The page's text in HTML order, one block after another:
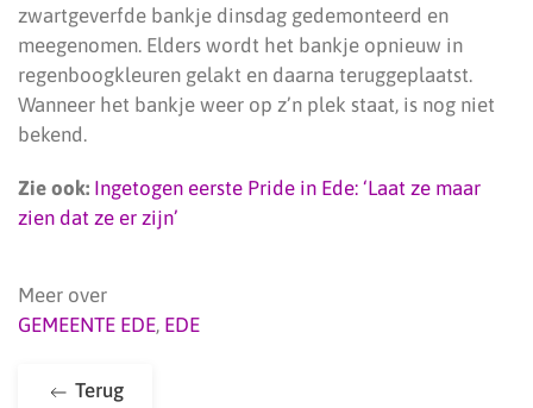
zwartgeverfde bankje dinsdag gedemonteerd en
meegenomen. Elders wordt het bankje opnieuw in
regenboogkleuren gelakt en daarna teruggeplaatst.
Wanneer het bankje weer op z’n plek staat, is nog niet
bekend.
Zie ook: Ingetogen eerste Pride in Ede: ‘Laat ze maar
zien dat ze er zijn’
Meer over
GEMEENTE EDE, EDE
Terug